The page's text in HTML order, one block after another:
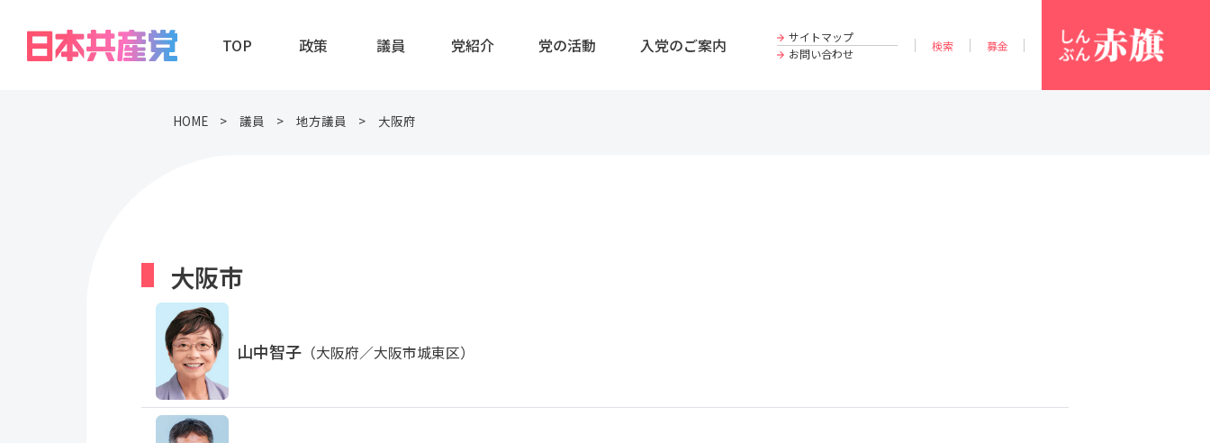
TOP 政策 議員 党紹介 党の活動 入党のご案内
サイトマップ
お問い合わせ
検索 募金
HOME 議員 地方議員 大阪府
大阪市
山中智子 （大阪府／大阪市城東区）